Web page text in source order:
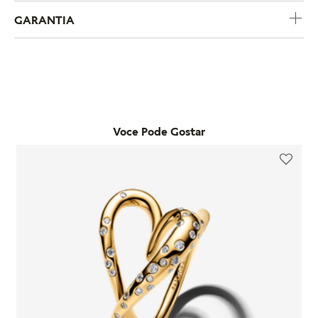
sem uso, na embalagem original e acompanhado da nota
"Última Chance" não são elegíveis para troca ou reembolso.
Se houver arrependimento da compra realizada no site, é
possível solicitar a devolução dentro de sete dias corridos
após o recebimento. O produto deve ser enviado em perfeito
estado, com a embalagem original e todos os acessórios
incluídos, como brindes promocionais.
Em caso de defeito, tanto para compras online quanto em
lojas físicas, é necessário entrar em contato com o SAC da
GARANTIA
do consumidor. Caso um problema seja identificado dentro
desse período, a Pandora realizará a substituição do produto
A garantia é exclusiva para produtos fabricados e
comercializados pela Pandora em canais oficiais. A empresa
não se responsabiliza por produtos adquiridos em lojas não
autorizadas, pois não pode garantir sua autenticidade nem os
processos de controle de qualidade adotados por terceiros.
Além disso, a garantia não cobre danos decorrentes de
acidentes, mau uso, abuso ou uso de acessórios de outras
Voce Pode Gostar